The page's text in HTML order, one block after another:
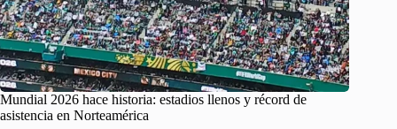
Mundial 2026 hace historia: estadios llenos y récord de
asistencia en Norteamérica